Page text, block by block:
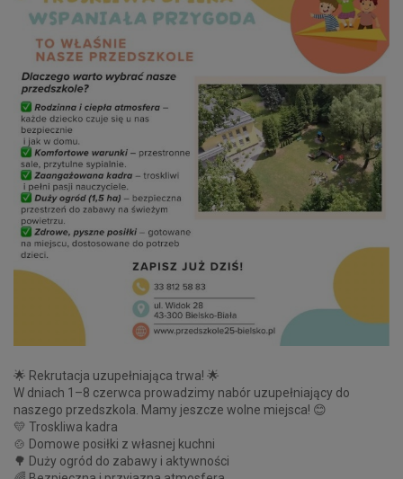
🌟 Rekrutacja uzupełniająca trwa! 🌟
W dniach 1–8 czerwca prowadzimy nabór uzupełniający do
naszego przedszkola. Mamy jeszcze wolne miejsca! 😊
💛 Troskliwa kadra
🍲 Domowe posiłki z własnej kuchni
🌳 Duży ogród do zabawy i aktywności